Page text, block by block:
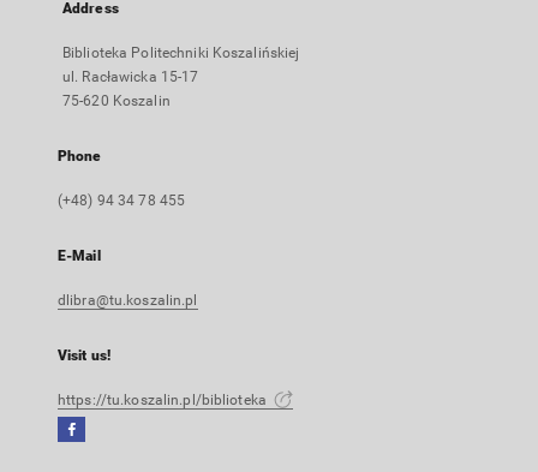
Address
Biblioteka Politechniki Koszalińskiej
ul. Racławicka 15-17
75-620 Koszalin
Phone
(+48) 94 34 78 455
E-Mail
dlibra@tu.koszalin.pl
Visit us!
https://tu.koszalin.pl/biblioteka
Facebook